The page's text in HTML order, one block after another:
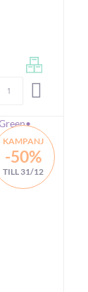
KAMPANJ
-50%
TILL 31/12